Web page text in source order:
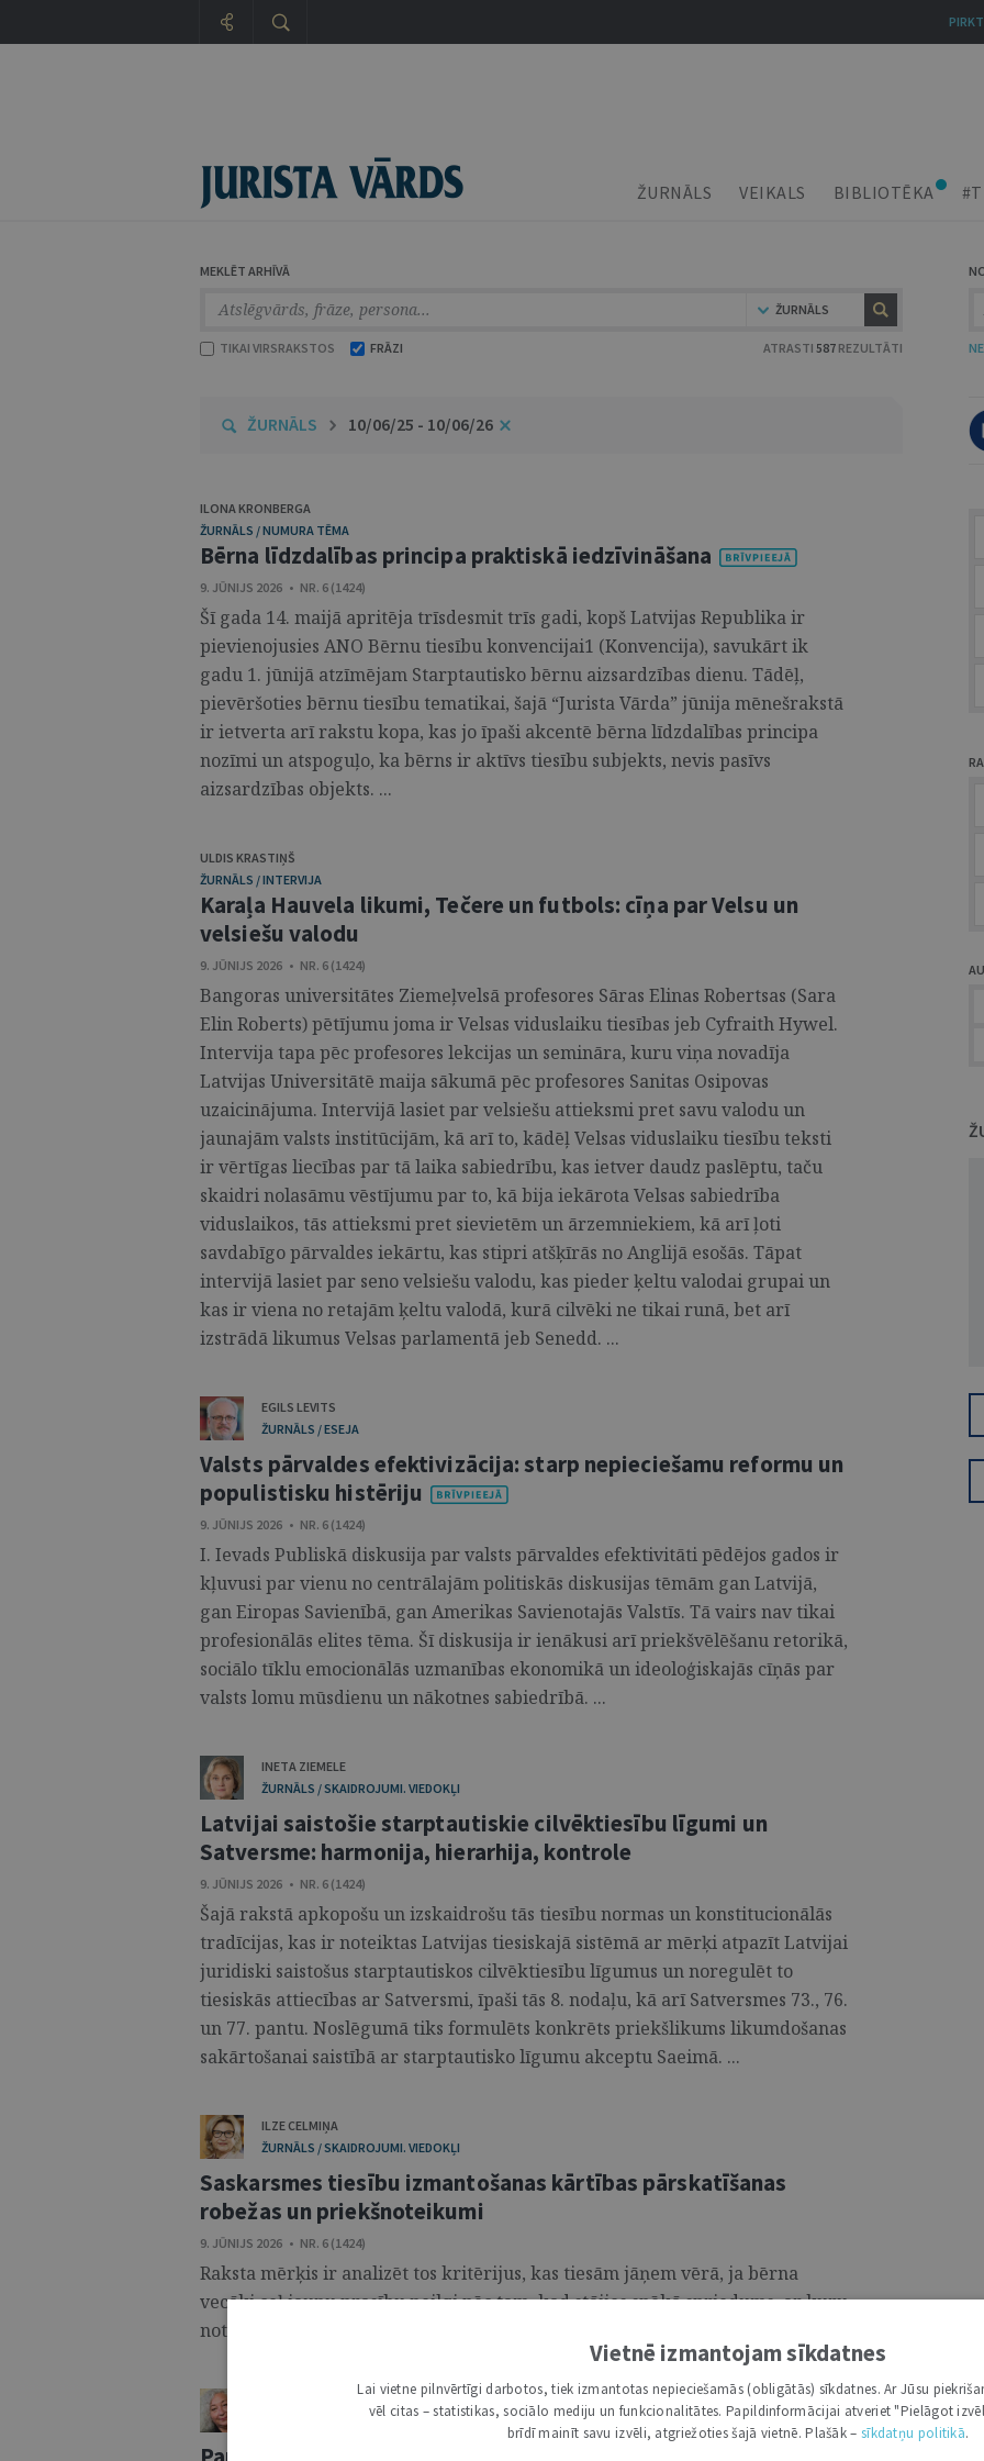
ŽURNĀLS VEIKALS BIBLIOTĒKA
MEKLĒT ARHĪVĀ
ŽURNĀLS
TIKAI VIRSRAKSTOS FRĀZI ATRASTI 587 REZULTĀTI
ŽURNĀLS 10/06/25 - 10/06/26
ILONA KRONBERGA
ŽURNĀLS / NUMURA TĒMA
Bērna līdzdalības principa praktiskā iedzīvināšana
9. JŪNIJS 2026 • NR. 6 (1424)
Šī gada 14. maijā apritēja trīsdesmit trīs gadi, kopš Latvijas Republika ir
pievienojusies ANO Bērnu tiesību konvencijai1 (Konvencija), savukārt ik
gadu 1. jūnijā atzīmējam Starptautisko bērnu aizsardzības dienu. Tādēļ,
pievēršoties bērnu tiesību tematikai, šajā “Jurista Vārda” jūnija mēnešrakstā
ir ietverta arī rakstu kopa, kas jo īpaši akcentē bērna līdzdalības principa
nozīmi un atspoguļo, ka bērns ir aktīvs tiesību subjekts, nevis pasīvs
aizsardzības objekts. ...
ULDIS KRASTIŅŠ
ŽURNĀLS / INTERVIJA
Karaļa Hauvela likumi, Tečere un futbols: cīņa par Velsu un
velsiešu valodu
9. JŪNIJS 2026 • NR. 6 (1424)
Bangoras universitātes Ziemeļvelsā profesores Sāras Elinas Robertsas (Sara
Elin Roberts) pētījumu joma ir Velsas viduslaiku tiesības jeb Cyfraith Hywel.
Intervija tapa pēc profesores lekcijas un semināra, kuru viņa novadīja
Latvijas Universitātē maija sākumā pēc profesores Sanitas Osipovas
uzaicinājuma. Intervijā lasiet par velsiešu attieksmi pret savu valodu un
jaunajām valsts institūcijām, kā arī to, kādēļ Velsas viduslaiku tiesību teksti
ir vērtīgas liecības par tā laika sabiedrību, kas ietver daudz paslēptu, taču
skaidri nolasāmu vēstījumu par to, kā bija iekārota Velsas sabiedrība
viduslaikos, tās attieksmi pret sievietēm un ārzemniekiem, kā arī ļoti
savdabīgo pārvaldes iekārtu, kas stipri atšķīrās no Anglijā esošās. Tāpat
intervijā lasiet par seno velsiešu valodu, kas pieder ķeltu valodai grupai un
kas ir viena no retajām ķeltu valodā, kurā cilvēki ne tikai runā, bet arī
izstrādā likumus Velsas parlamentā jeb Senedd. ...
EGILS LEVITS
ŽURNĀLS / ESEJA
Valsts pārvaldes efektivizācija: starp nepieciešamu reformu un
populistisku histēriju
9. JŪNIJS 2026 • NR. 6 (1424)
I. Ievads Publiskā diskusija par valsts pārvaldes efektivitāti pēdējos gados ir
kļuvusi par vienu no centrālajām politiskās diskusijas tēmām gan Latvijā,
gan Eiropas Savienībā, gan Amerikas Savienotajās Valstīs. Tā vairs nav tikai
profesionālās elites tēma. Šī diskusija ir ienākusi arī priekšvēlēšanu retorikā,
sociālo tīklu emocionālās uzmanības ekonomikā un ideoloģiskajās cīņās par
valsts lomu mūsdienu un nākotnes sabiedrībā. ...
INETA ZIEMELE
ŽURNĀLS / SKAIDROJUMI. VIEDOKĻI
Latvijai saistošie starptautiskie cilvēktiesību līgumi un
Satversme: harmonija, hierarhija, kontrole
9. JŪNIJS 2026 • NR. 6 (1424)
Šajā rakstā apkopošu un izskaidrošu tās tiesību normas un konstitucionālās
tradīcijas, kas ir noteiktas Latvijas tiesiskajā sistēmā ar mērķi atpazīt Latvijai
juridiski saistošus starptautiskos cilvēktiesību līgumus un noregulēt to
tiesiskās attiecības ar Satversmi, īpaši tās 8. nodaļu, kā arī Satversmes 73., 76.
un 77. pantu. Noslēgumā tiks formulēts konkrēts priekšlikums likumdošanas
sakārtošanai saistībā ar starptautisko līgumu akceptu Saeimā. ...
ILZE CELMIŅA
ŽURNĀLS / SKAIDROJUMI. VIEDOKĻI
Saskarsmes tiesību izmantošanas kārtības pārskatīšanas
robežas un priekšnoteikumi
9. JŪNIJS 2026 • NR. 6 (1424)
Raksta mērķis ir analizēt tos kritērijus, kas tiesām jāņem vērā, ja bērna
vecāki ceļ jaunu prasību neilgi pēc tam, kad stājies spēkā spriedums, ar kuru
noteikta saskarsmes tiesību izmantošanas kārtība ar bērnu. ...
ILONA KRONBERGA
ŽURNĀLS / SKAIDROJUMI. VIEDOKĻI
PIRKT
Vietnē izmantojam sīkdatnes
Lai vietne pilnvērtīgi darbotos, tiek izmantotas nepieciešamās (obligātās) sīkdatnes. Ar Jūsu
vēl citas – statistikas, sociālo mediju un funkcionalitātes. Papildinformācijai atveriet "Pielāgot
brīdī mainīt savu izvēli, atgriežoties šajā vietnē. Plašāk – sīkdatņu politikā.